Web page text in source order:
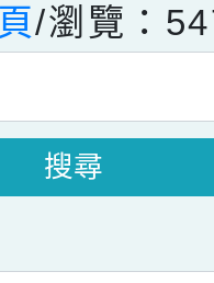
/瀏覽：
搜尋